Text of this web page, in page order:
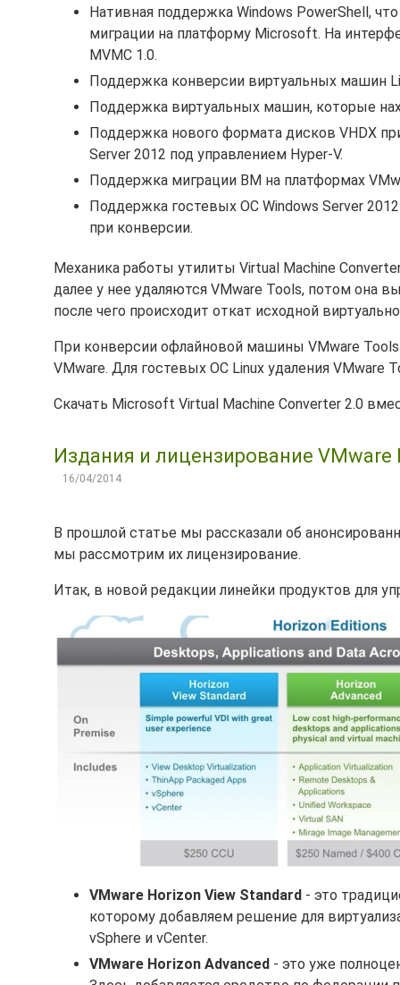
Нативная поддержка Windows PowerShell,
миграции на платформу Microsoft. На
MVMC 1.0.
Поддержка конверсии виртуальных машин
Поддержка виртуальных машин, которые
Поддержка нового формата дисков VHDX
Server 2012 под управлением Hyper-V.
Поддержка миграции ВМ на платформах
Поддержка гостевых ОС Windows Server
при конверсии.
Механика работы утилиты Virtual Machine
далее у нее удаляются VMware Tools, потом она
после чего происходит откат исходной
При конверсии офлайновой машины VMware
VMware. Для гостевых ОС Linux удаления VMware
Скачать Microsoft Virtual Machine Converter 2.0
Издания и лицензирование VMware
16/04/2014
В прошлой статье мы рассказали об
мы рассмотрим их лицензирование.
Итак, в новой редакции линейки продуктов для
VMware Horizon View Standard - это
которому добавляем решение для
vSphere и vCenter.
VMware Horizon Advanced - это уже